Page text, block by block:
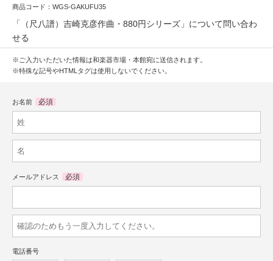
商品コード：WGS-GAKUFU35
「（尺八譜）吉崎克彦作曲・880円シリーズ」について問い合わ
せる
※ご入力いただいた情報は和楽器市場・本館宛に送信されます。
※特殊な記号やHTMLタグは使用しないでください。
お名前 必須
メールアドレス 必須
電話番号